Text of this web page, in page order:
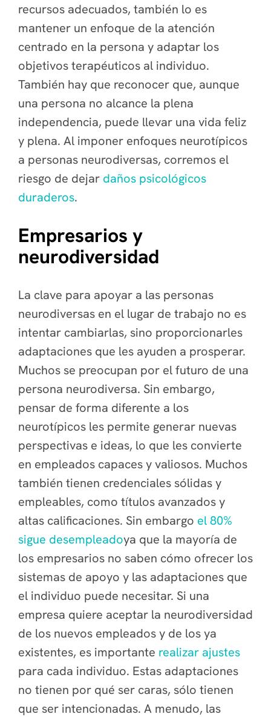
recursos adecuados, también lo es
mantener un enfoque de la atención
centrado en la persona y adaptar los
objetivos terapéuticos al individuo.
También hay que reconocer que, aunque
una persona no alcance la plena
independencia, puede llevar una vida feliz
y plena. Al imponer enfoques neurotípicos
a personas neurodiversas, corremos el
riesgo de dejar daños psicológicos
duraderos.
Empresarios y
neurodiversidad
La clave para apoyar a las personas
neurodiversas en el lugar de trabajo no es
intentar cambiarlas, sino proporcionarles
adaptaciones que les ayuden a prosperar.
Muchos se preocupan por el futuro de una
persona neurodiversa. Sin embargo,
pensar de forma diferente a los
neurotípicos les permite generar nuevas
perspectivas e ideas, lo que les convierte
en empleados capaces y valiosos. Muchos
también tienen credenciales sólidas y
empleables, como títulos avanzados y
altas calificaciones. Sin embargo el 80%
sigue desempleadoya que la mayoría de
los empresarios no saben cómo ofrecer los
sistemas de apoyo y las adaptaciones que
el individuo puede necesitar. Si una
empresa quiere aceptar la neurodiversidad
de los nuevos empleados y de los ya
existentes, es importante realizar ajustes
para cada individuo. Estas adaptaciones
no tienen por qué ser caras, sólo tienen
que ser intencionadas. A menudo, las